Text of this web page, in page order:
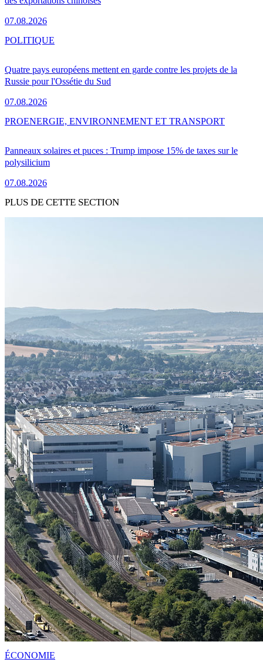
07.08.2026
Quatre pays européens mettent en garde contre les projets de la
Russie pour l'Ossétie du Sud
07.08.2026
POLITIQUE
Panneaux solaires et puces : Trump impose 15% de taxes sur le
polysilicium
07.08.2026
PROENERGIE, ENVIRONNEMENT ET TRANSPORT
PLUS DE CETTE SECTION
ÉCONOMIE